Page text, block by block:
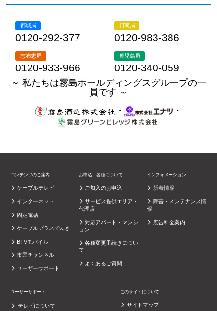
都城局
0120-292-377
日南局
0120-983-386
志布志局
0120-933-966
鹿児島局
0120-340-059
～ 私たちは霧島ホールディングスグループの一
員です ～
・
・
コンテンツのご案内
ケーブルテレビ
インターネット
固定電話
ケーブルプラスでんき
BTVモバイル
市民チャンネル
ユーザーサポート
お申込、各種について
ご加入のお申込
サービス提供エリア・
代理店
対応アパート・マンシ
ョン
各種変更手続きについ
て
よくあるご質問
インフォメーション
新着情報
障害・メンテナンス情
報
広告料金案内
ユーザーサポート
テレビについて
このサイトについて
サイトマップ